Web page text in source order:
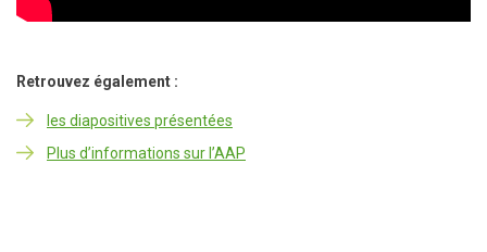
Retrouvez également :
les diapositives présentées
Plus d’informations sur l’AAP